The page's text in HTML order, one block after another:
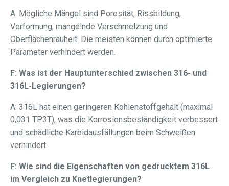
A: Mögliche Mängel sind Porosität, Rissbildung,
Verformung, mangelnde Verschmelzung und
Oberflächenrauheit. Die meisten können durch optimierte
Parameter verhindert werden.
F: Was ist der Hauptunterschied zwischen 316- und
316L-Legierungen?
A: 316L hat einen geringeren Kohlenstoffgehalt (maximal
0,031 TP3T), was die Korrosionsbeständigkeit verbessert
und schädliche Karbidausfällungen beim Schweißen
verhindert.
F: Wie sind die Eigenschaften von gedrucktem 316L
im Vergleich zu Knetlegierungen?